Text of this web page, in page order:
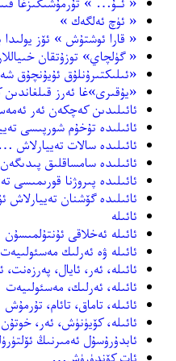
« ئۈچ ئەلگەك »
« قارا ئوشتۇش » ئۆز
« گۈلچاي» توزۇتقان خىياللار
«ئىلىكتىرۇنلۇق ئۇيۇنچۇق
«يۇقىرى»غا ئەرز
ئائىلىدىن كەچكەن ئەر
ئائىلىدە تۇخۇم شورپىسى
ئائىلىدە سالات
ئائىلىدە سامساقلىق
ئائىلىدە پىروژنا
ئائىلىدە گۆشنان
ئائىلە
ئائىلە ئەخلاقى ئۇنتۇلمىسۇن
ئائىلە ۋە ئەرلىك مەسئولىيەت
ئائىلە، ئەر، ئايال،
ئائىلە، ئەرلىك، مەسئولىيەت
ئائىلە، تاماق، تائام، تۇرمۇش
ئائىلە، كۆيۈنۈش، ئەر، خوتۇن
ئابدۇرۇسۇل ئەمىرنىڭ
ئات كۆندۈرۈش…